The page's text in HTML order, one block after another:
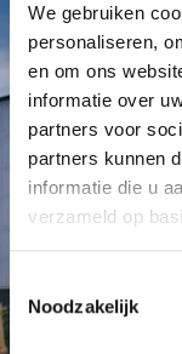
We gebruiken
personaliseren,
en om ons
informatie over
partners voor
partners kunnen
informatie die u
verzameld op
T
Noodzakelijk